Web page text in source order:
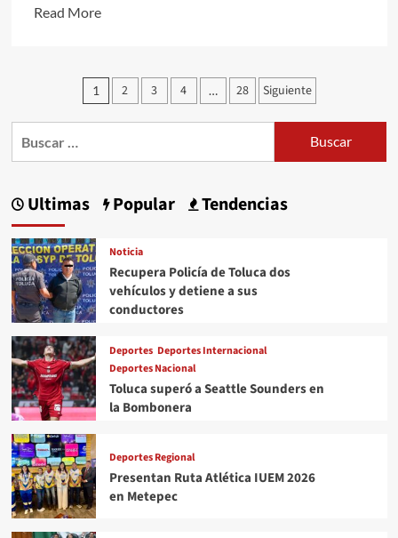
Read MoreRead
Necesario
recuperar
el
social,
rescatar
paz
en
el
país:
Isaac
Paginación
de
1 2 3 4 … 28 Siguiente
Ultimas Popular Tendencias
Noticia
Recupera Policía de Toluca dos
vehículos y detiene a sus
conductores
Deportes Deportes Internacional
Deportes Nacional
Toluca superó a Seattle Sounders en
la Bombonera
Deportes Regional
Presentan Ruta Atlética IUEM 2026
en Metepec